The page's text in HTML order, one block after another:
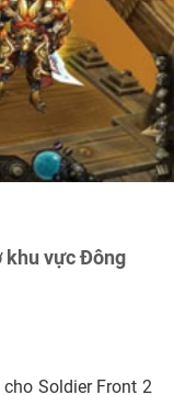
khu vực Đông
Soldier Front 2